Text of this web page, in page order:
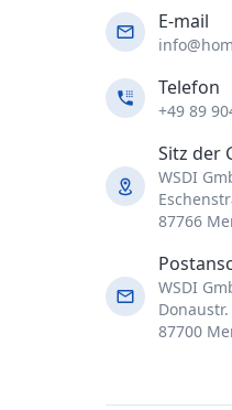
E-mail
Telefon
+49 89
Sitz der
WSDI
87766
WSDI
87700